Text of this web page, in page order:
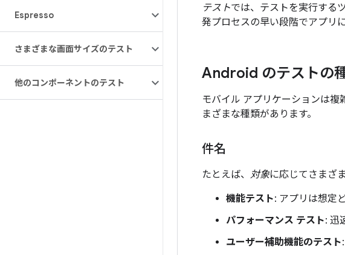
Espresso
さまざまな画面サイズのテスト
他のコンポーネントのテスト
テストでは、テストを実行する
発プロセスの早い段階でアプリ
Android のテストの
モバイル アプリケーションは複
まざまな種類があります。
件名
たとえば、 対象に応じてさまざ
機能テスト: アプリは想定
パフォーマンス テスト: 迅
ユーザー補助機能のテスト